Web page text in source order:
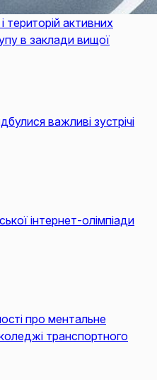
територій активних
в заклади вищої
важливі зустрічі
інтернет‑олімпіади
про ментальне
транспортного